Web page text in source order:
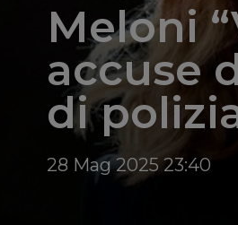
Meloni
accuse
di
28 Mag 2025 23:40